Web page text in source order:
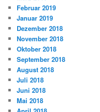
Februar 2019
Januar 2019
Dezember 2018
November 2018
Oktober 2018
September 2018
August 2018
Juli 2018
Juni 2018
Mai 2018